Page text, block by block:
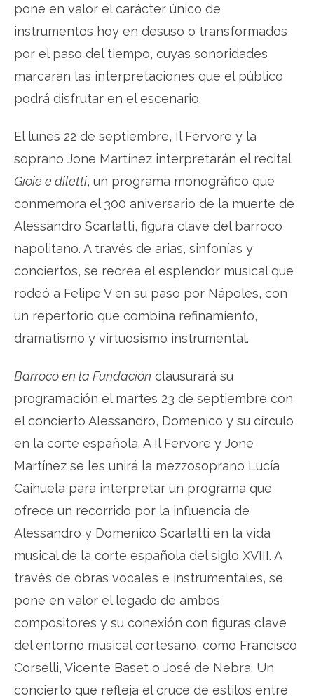
pone en valor el carácter único de
instrumentos hoy en desuso o transformados
por el paso del tiempo, cuyas sonoridades
marcarán las interpretaciones que el público
podrá disfrutar en el escenario.
El lunes 22 de septiembre, Il Fervore y la
soprano Jone Martínez interpretarán el recital
Gioie e diletti, un programa monográfico que
conmemora el 300 aniversario de la muerte de
Alessandro Scarlatti, figura clave del barroco
napolitano. A través de arias, sinfonías y
conciertos, se recrea el esplendor musical que
rodeó a Felipe V en su paso por Nápoles, con
un repertorio que combina refinamiento,
dramatismo y virtuosismo instrumental.
Barroco en la Fundación clausurará su
programación el martes 23 de septiembre con
el concierto Alessandro, Domenico y su círculo
en la corte española. A Il Fervore y Jone
Martínez se les unirá la mezzosoprano Lucía
Caihuela para interpretar un programa que
ofrece un recorrido por la influencia de
Alessandro y Domenico Scarlatti en la vida
musical de la corte española del siglo XVIII. A
través de obras vocales e instrumentales, se
pone en valor el legado de ambos
compositores y su conexión con figuras clave
del entorno musical cortesano, como Francisco
Corselli, Vicente Baset o José de Nebra. Un
concierto que refleja el cruce de estilos entre